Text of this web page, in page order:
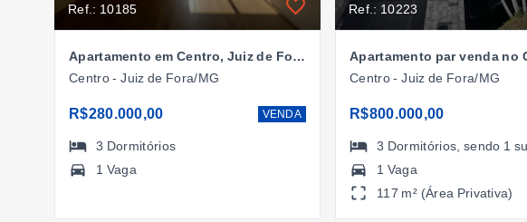
Ref.: 10185
Apartamento em Centro, Juiz de Fora/MG
Centro - Juiz de Fora/MG
R$280.000,00 VENDA
3 Dormitórios
1 Vaga
Ref.: 10223
Centro - Juiz de Fora/MG
R$800.000,00
3 Dormitórios , sendo 1
1 Vaga
117 m² (Área Privativa)